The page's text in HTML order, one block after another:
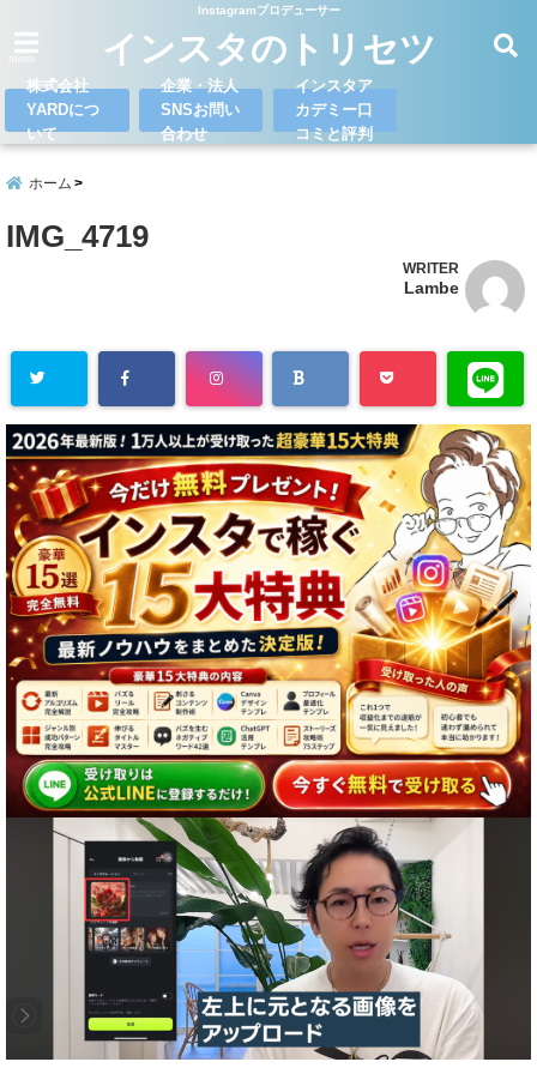
Instagramプロデューサー
インスタのトリセツ
株式会社
YARDにつ
いて
企業・法人
SNSお問い
合わせ
インスタア
カデミー口
コミと評判
ホーム
IMG_4719
WRITER
Lambe